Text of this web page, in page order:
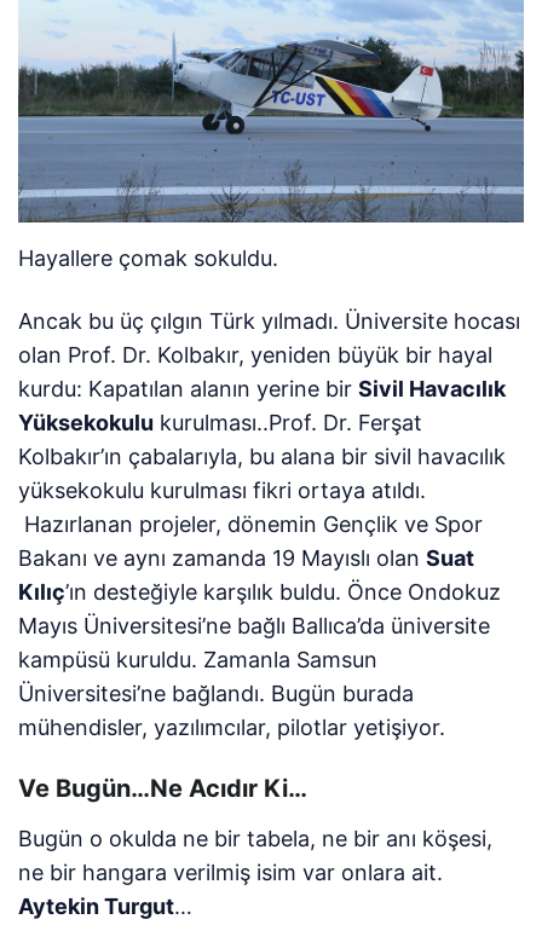
Hayallere çomak sokuldu.
Ancak bu üç çılgın Türk yılmadı. Üniversite hocası
olan Prof. Dr. Kolbakır, yeniden büyük bir hayal
kurdu: Kapatılan alanın yerine birSivil Havacılık
Yüksekokulu kurulması..Prof. Dr. Ferşat
Kolbakır’ın çabalarıyla, bu alana bir sivil havacılık
yüksekokulu kurulması fikri ortaya atıldı.
Hazırlanan projeler, dönemin Gençlik ve Spor
Bakanı ve aynı zamanda 19 Mayıslı olanSuat
Kılıç’ın desteğiyle karşılık buldu. Önce Ondokuz
Mayıs Üniversitesi’ne bağlı Ballıca’da üniversite
kampüsü kuruldu. Zamanla Samsun
Üniversitesi’ne bağlandı. Bugün burada
mühendisler, yazılımcılar, pilotlar yetişiyor.
Ve Bugün…Ne Acıdır Ki…
Bugün o okulda ne bir tabela, ne bir anı köşesi,
ne bir hangara verilmiş isim var onlara ait.
Aytekin Turgut…